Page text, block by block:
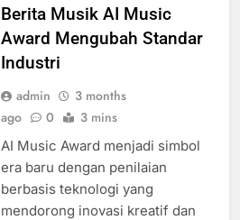
Berita Musik AI Music
Award Mengubah Standar
Industri
admin
3 months
ago
0 3 mins
AI Music Award menjadi simbol
era baru dengan penilaian
berbasis teknologi yang
mendorong inovasi kreatif dan